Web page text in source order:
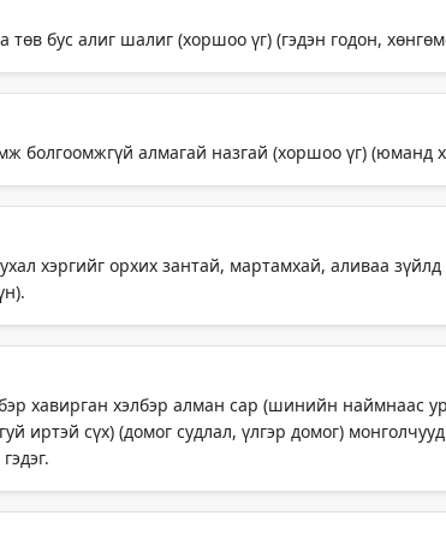
төв бус алиг шалиг (хоршоо үг) (гэдэн годон,
болгоомжгүй алмагай назгай (хоршоо үг) (юманд
хэргийг орхих зантай, мартамхай, аливаа
хавирган хэлбэр алман сар (шинийн наймнаас
иртэй сүх) (домог судлал, үлгэр домог)